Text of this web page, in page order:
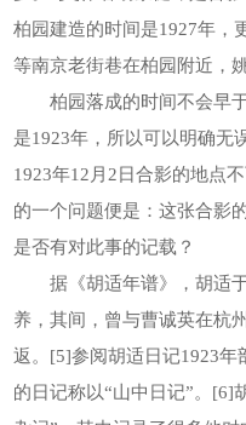
柏园建造的时间是1927年，
等南京老街巷在柏园附近，
柏园落成的时间不会早于
是1923年，所以可以明确无
1923年12月2日合影的地点
的一个问题便是：这张合影
是否有对此事的记载？
据《胡适年谱》，胡适于
养，其间，曾与曹诚英在杭
返。[5]参阅胡适日记1923年
的日记称以“山中日记”。[6]